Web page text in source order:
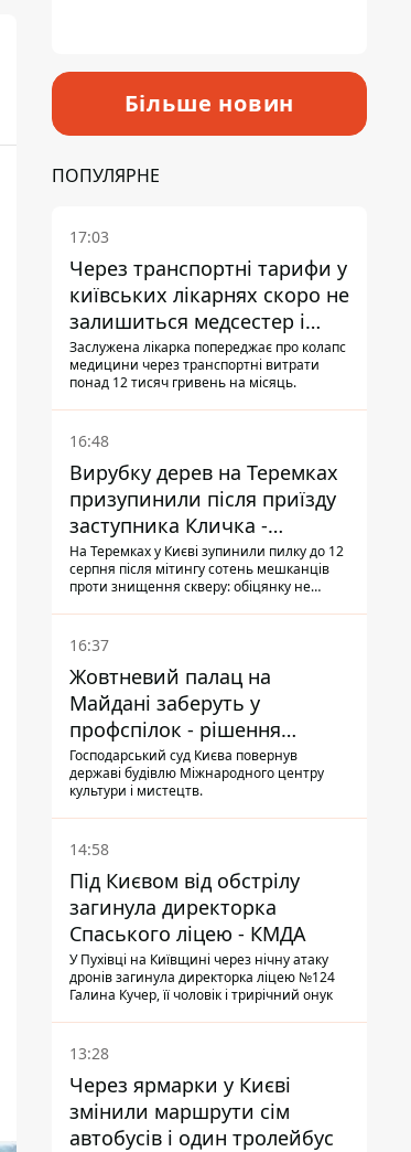
Більше новин
ПОПУЛЯРНЕ
17:03
Через транспортні тарифи у
київських лікарнях скоро не
залишиться медсестер і
санітарок - професор
Голубовська
Заслужена лікарка попереджає про колапс
медицини через транспортні витрати
понад 12 тисяч гривень на місяць.
16:48
Вирубку дерев на Теремках
призупинили після приїзду
заступника Кличка -
почався діалог
На Теремках у Києві зупинили пилку до 12
серпня після мітингу сотень мешканців
проти знищення скверу: обіцянку не
прибув налагодити комунікацію
16:37
Жовтневий палац на
Майдані заберуть у
профспілок - рішення
Господарського суду
Господарський суд Києва повернув
державі будівлю Міжнародного центру
культури і мистецтв.
14:58
Під Києвом від обстрілу
загинула директорка
Спаського ліцею - КМДА
У Пухівці на Київщині через нічну атаку
дронів загинула директорка ліцею №124
Галина Кучер, її чоловік і трирічний онук
13:28
Через ярмарки у Києві
змінили маршрути сім
автобусів і один тролейбус